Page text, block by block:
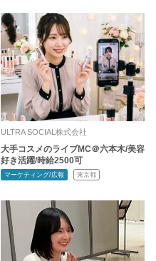
ULTRA SOCIAL株式会社
大手コスメのライブMC＠六本木/美容
好き活躍/時給2500可
マーケティング/広報 東京都